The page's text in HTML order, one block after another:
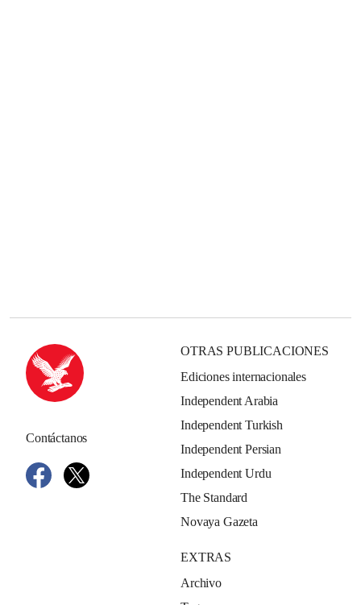
Contáctanos
OTRAS PUBLICACIONES
Ediciones internacionales
Independent Arabia
Independent Turkish
Independent Persian
Independent Urdu
The Standard
Novaya Gazeta
EXTRAS
Archivo